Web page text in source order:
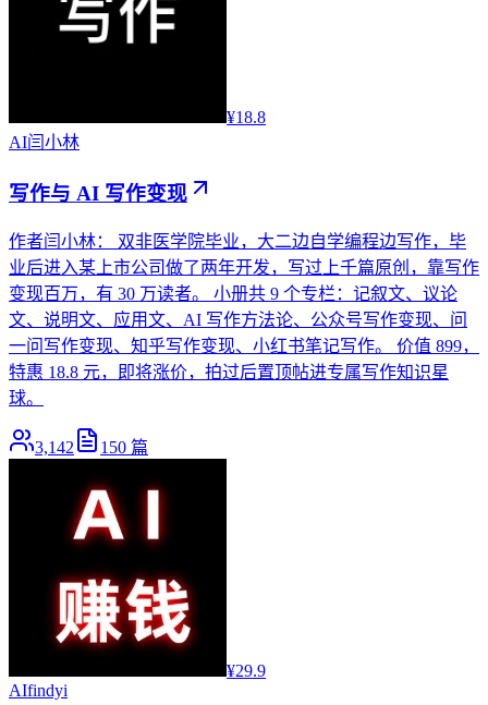
¥18.8
AI闫小林
写作与 AI 写作变现
作者闫小林： 双非医学院毕业，大二边自学编程边写作，毕
业后进入某上市公司做了两年开发，写过上千篇原创，靠写作
变现百万，有 30 万读者。 小册共 9 个专栏：记叙文、议论
文、说明文、应用文、AI 写作方法论、公众号写作变现、问
一问写作变现、知乎写作变现、小红书笔记写作。 价值 899，
特惠 18.8 元，即将涨价，拍过后置顶帖进专属写作知识星
球。
3,142 150 篇
¥29.9
AIfindyi